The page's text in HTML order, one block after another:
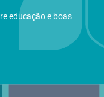
educação e boas